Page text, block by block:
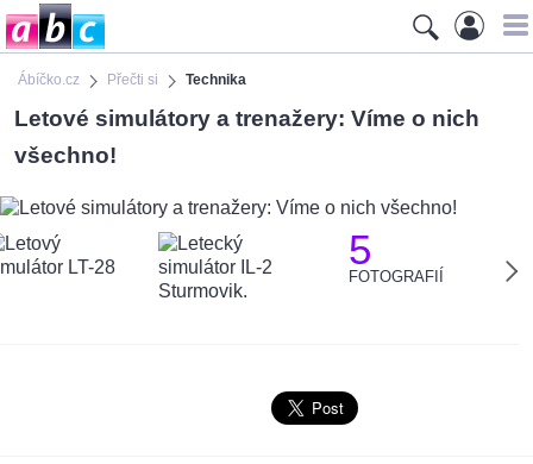
Ábíčko.cz Přečti si Technika
Letové simulátory a trenažery: Víme o nich
všechno!
5
FOTOGRAFIÍ